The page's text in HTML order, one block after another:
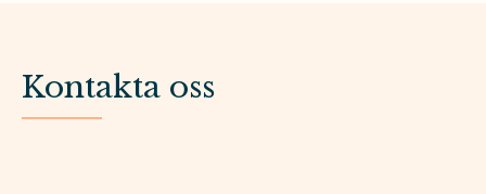
Kontakta oss